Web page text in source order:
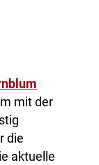
mit der
die
aktuelle